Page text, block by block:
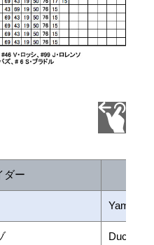
ダー
Yamaha
Ducati